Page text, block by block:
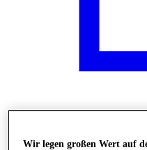
Wir legen großen Wert auf